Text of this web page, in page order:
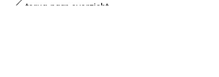
terug naar overzicht